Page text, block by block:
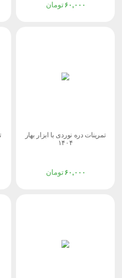
تومان ۶۰,۰۰۰
تمرینات دره نوردی با ابزار بهار
۱۴۰۴
تومان ۶۰,۰۰۰